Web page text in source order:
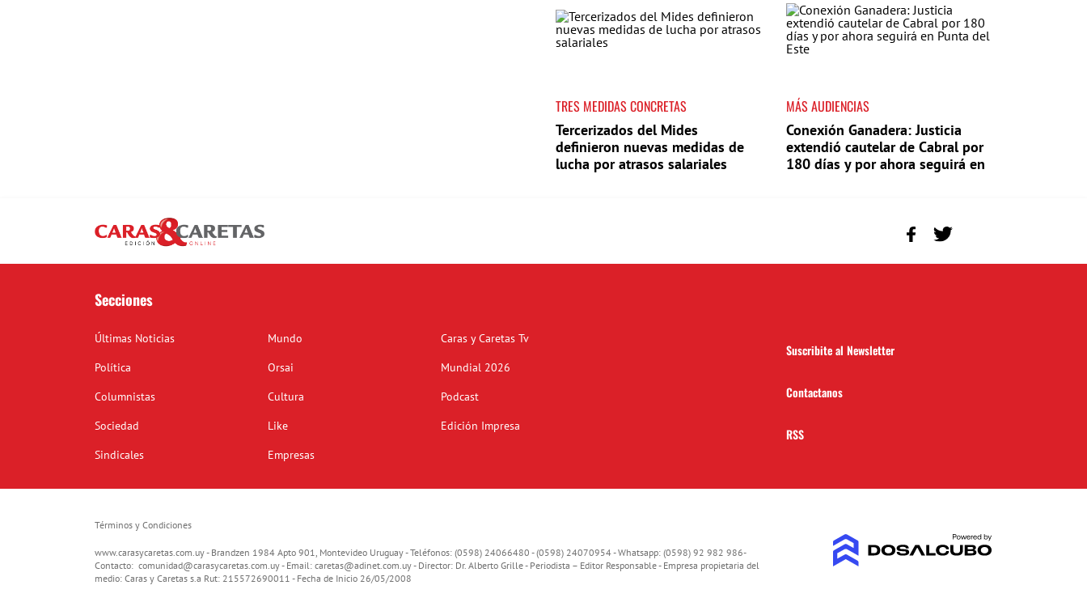
TRES MEDIDAS CONCRETAS
Tercerizados del Mides
definieron nuevas medidas de
lucha por atrasos salariales
MÁS AUDIENCIAS
Conexión Ganadera: Justicia
extendió cautelar de Cabral por
180 días y por ahora seguirá en
Secciones
Últimas Noticias
Política
Columnistas
Sociedad
Sindicales
Mundo
Orsai
Cultura
Like
Empresas
Caras y Caretas Tv
Mundial 2026
Podcast
Edición Impresa
Suscribite al Newsletter
Contactanos
RSS
Términos y Condiciones
www.carasycaretas.com.uy - Brandzen 1984 Apto 901, Montevideo Uruguay - Teléfonos: (0598) 24066480 - (0598) 24070954 - Whatsapp: (0598) 92 982 986-
Contacto: comunidad@carasycaretas.com.uy- Email: caretas@adinet.com.uy- Director: Dr. Alberto Grille - Periodista – Editor Responsable - Empresa propietaria del
medio: Caras y Caretas s.a Rut: 215572690011 - Fecha de Inicio 26/05/2008